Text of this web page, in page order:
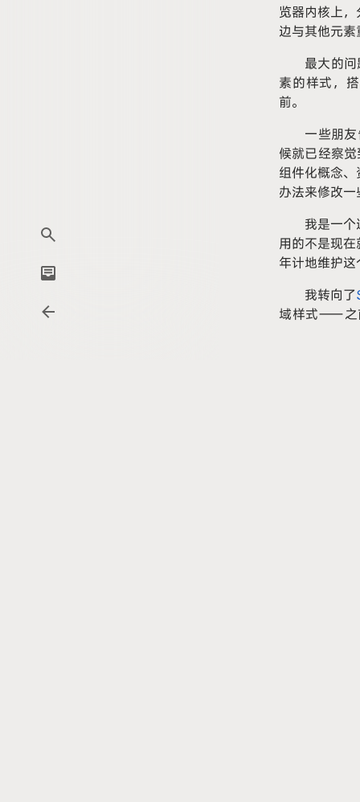
览器内核上
边与其他元
最大的
素的样式，
前。
一些朋
候就已经察
组件化概念
办法来修改
我是一个
用的不是现
年计地维护这
我转向了
域样式——之